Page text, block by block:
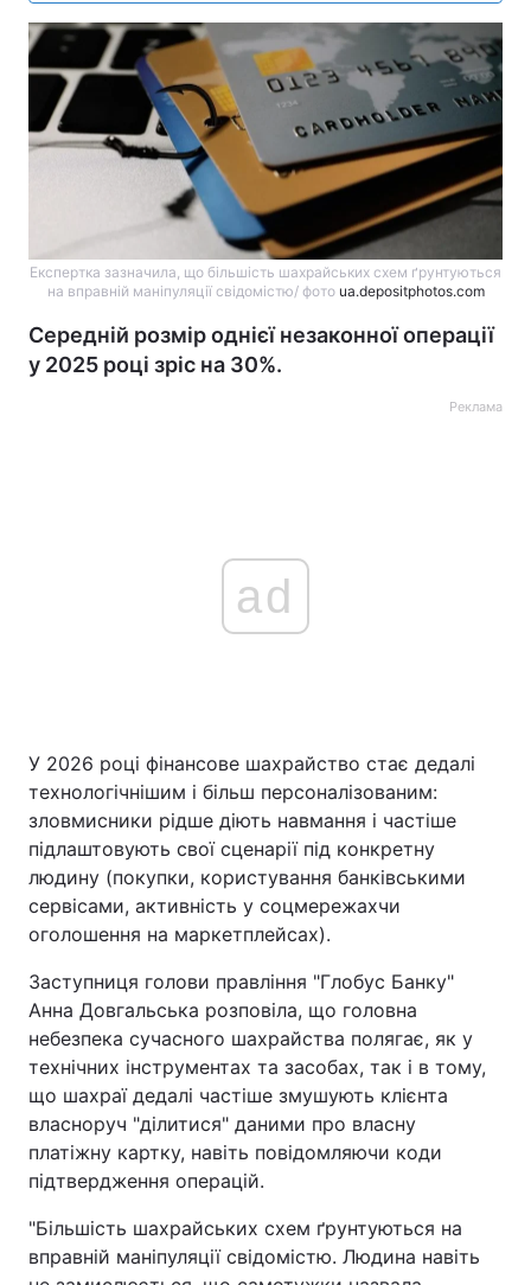
Експертка зазначила, що більшість шахрайських схем ґрунтуються
на вправній маніпуляції свідомістю/ фото ua.depositphotos.com
Середній розмір однієї незаконної операції
у 2025 році зріс на 30%.
Реклама
ad
У 2026 році фінансове шахрайство стає дедалі
технологічнішим і більш персоналізованим:
зловмисники рідше діють навмання і частіше
підлаштовують свої сценарії під конкретну
людину (покупки, користування банківськими
сервісами, активність у соцмережахчи
оголошення на маркетплейсах).
Заступниця голови правління "Глобус Банку"
Анна Довгальська розповіла, що головна
небезпека сучасного шахрайства полягає, як у
технічних інструментах та засобах, так і в тому,
що шахраї дедалі частіше змушують клієнта
власноруч "ділитися" даними про власну
платіжну картку, навіть повідомляючи коди
підтвердження операцій.
"Більшість шахрайських схем ґрунтуються на
вправній маніпуляції свідомістю. Людина навіть